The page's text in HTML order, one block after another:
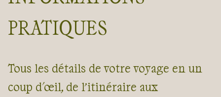
PRATIQUES
Tous les détails de votre voyage en un
coup d'œil, de l’itinéraire aux